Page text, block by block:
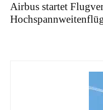
Airbus startet